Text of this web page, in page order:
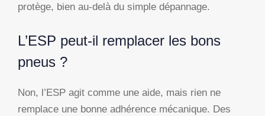
protège, bien au-delà du simple dépannage.
L’ESP peut-il remplacer les bons
pneus ?
Non, l’ESP agit comme une aide, mais rien ne
remplace une bonne adhérence mécanique. Des